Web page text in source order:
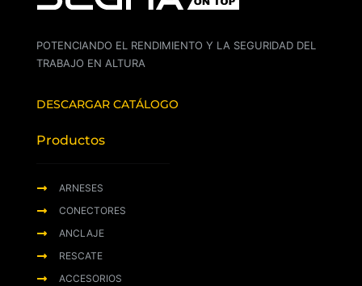
POTENCIANDO EL RENDIMIENTO Y LA SEGURIDAD DEL
TRABAJO EN ALTURA
DESCARGAR CATÁLOGO
Productos
ARNESES
CONECTORES
ANCLAJE
RESCATE
ACCESORIOS